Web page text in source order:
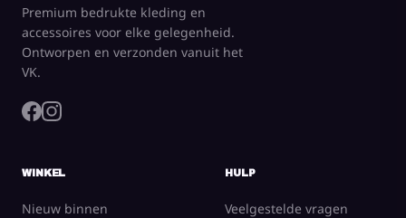
Premium bedrukte kleding en
accessoires voor elke gelegenheid.
Ontworpen en verzonden vanuit het
VK.
WINKEL
Nieuw binnen
HULP
Veelgestelde vragen